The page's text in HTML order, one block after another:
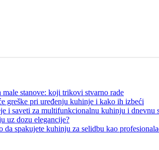
male stanove: koji trikovi stvarno rade
greške pri uređenju kuhinje i kako ih izbeći
i saveti za multifunkcionalnu kuhinju i dnevnu
uz dozu elegancije?
da spakujete kuhinju za selidbu kao